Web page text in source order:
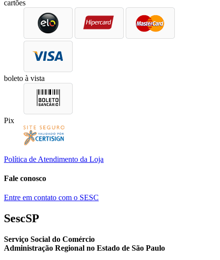
cartões
boleto à vista
Pix
Política de Atendimento da Loja
Fale conosco
Entre em contato com o SESC
SescSP
Serviço Social do Comércio
Administração Regional no Estado de São Paulo